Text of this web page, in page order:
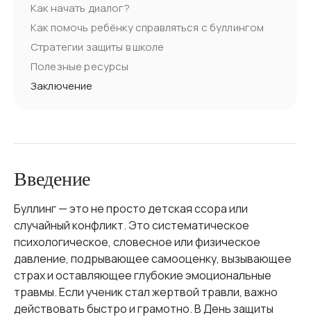
Как начать диалог?
Как помочь ребёнку справляться с буллингом
Стратегии защиты в школе
Полезные ресурсы
Заключение
Введение
Буллинг — это не просто детская ссора или
случайный конфликт. Это систематическое
психологическое, словесное или физическое
давление, подрывающее самооценку, вызывающее
страх и оставляющее глубокие эмоциональные
травмы. Если ученик стал жертвой травли, важно
действовать быстро и грамотно. В День защиты